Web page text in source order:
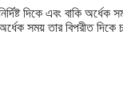
দিকে এবং বাকি
সময় তার বিপরীত